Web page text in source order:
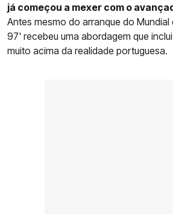
já começou a mexer com o
Antes mesmo do arranque do
97' recebeu uma abordagem que
muito acima da realidade portuguesa.